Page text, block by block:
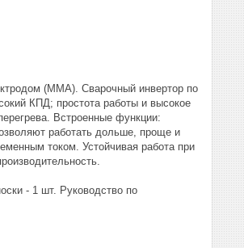
(ММА). Сварочный инвертор по
КПД; простота работы и высокое
Встроенные функции:
работать дольше, проще и
током. Устойчивая работа при
- 1 шт. Руководство по